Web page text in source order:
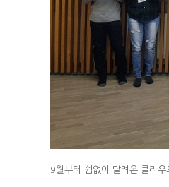
9월부터 쉼없이 달려온 클라